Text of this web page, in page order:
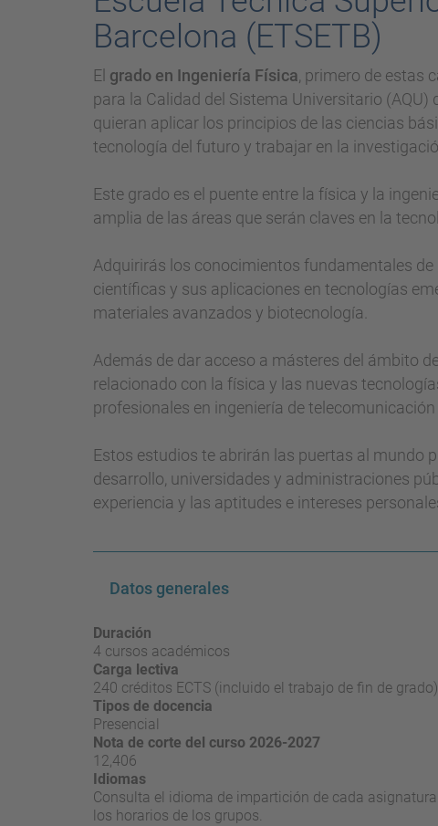
Barcelona (ETSETB)
El grado en Ingeniería Física, primero de estas
para la Calidad del Sistema Universitario
quieran aplicar los principios de las ciencias
tecnología del futuro y trabajar en la
Este grado es el puente entre la física y la
amplia de las áreas que serán claves en la
Adquirirás los conocimientos fundamentales
científicas y sus aplicaciones en tecnologías
materiales avanzados y biotecnología.
Además de dar acceso a másteres del ámbito
relacionado con la física y las nuevas
profesionales en ingeniería de
Estos estudios te abrirán las puertas al mundo
desarrollo, universidades y administraciones
experiencia y las aptitudes e intereses
Datos generales
Duración
4 cursos académicos
Carga lectiva
240 créditos ECTS (incluido el trabajo de fin de
Tipos de docencia
Presencial
Nota de corte del curso 2026-2027
12,406
Idiomas
Consulta el idioma de impartición de cada
los horarios de los grupos.